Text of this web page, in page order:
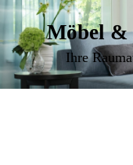
Möbel &
Ihre